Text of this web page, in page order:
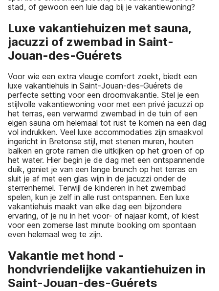
stad, of gewoon een luie dag bij je vakantiewoning?
Luxe vakantiehuizen met sauna,
jacuzzi of zwembad in Saint-
Jouan-des-Guérets
Voor wie een extra vleugje comfort zoekt, biedt een
luxe vakantiehuis in Saint-Jouan-des-Guérets de
perfecte setting voor een droomvakantie. Stel je een
stijlvolle vakantiewoning voor met een privé jacuzzi op
het terras, een verwarmd zwembad in de tuin of een
eigen sauna om helemaal tot rust te komen na een dag
vol indrukken. Veel luxe accommodaties zijn smaakvol
ingericht in Bretonse stijl, met stenen muren, houten
balken en grote ramen die uitkijken op het groen of op
het water. Hier begin je de dag met een ontspannende
duik, geniet je van een lange brunch op het terras en
sluit je af met een glas wijn in de jacuzzi onder de
sterrenhemel. Terwijl de kinderen in het zwembad
spelen, kun je zelf in alle rust ontspannen. Een luxe
vakantiehuis maakt van elke dag een bijzondere
ervaring, of je nu in het voor- of najaar komt, of kiest
voor een zomerse last minute booking om spontaan
even helemaal weg te zijn.
Vakantie met hond -
hondvriendelijke vakantiehuizen in
Saint-Jouan-des-Guérets